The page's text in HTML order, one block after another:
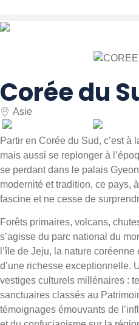
Corée du
Asie
Partir en Corée du Sud, c’est à
mais aussi se replonger à
se perdant dans le palais
modernité et tradition, ce pays,
fascine et ne cesse de
Forêts primaires, volcans,
s’agisse du parc national du
l’île de Jeju, la nature
d’une richesse exceptionnelle.
vestiges culturels millénaires :
sanctuaires classés au
témoignages émouvants de